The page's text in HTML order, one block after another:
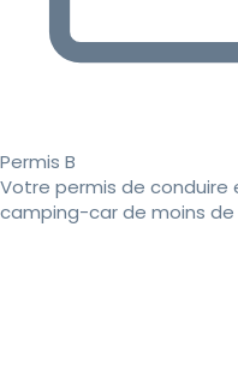
Permis B
Votre permis de
camping-car de moins de